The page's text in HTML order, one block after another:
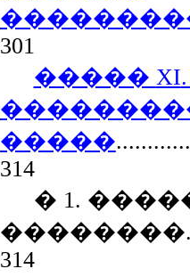
301
����� XI
�����
314
� 1.
��������
314